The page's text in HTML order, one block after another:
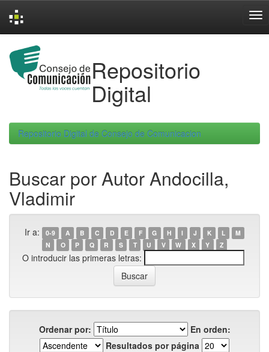
navigation
Repositorio
Digital
Repositorio Digital de Consejo de Comunicacion
Buscar por Autor Andocilla,
Vladimir
Ir a: 0-9 A B C D E F G H I J K L
M
N
O P Q R S T U V W X Y Z
O introducir las primeras letras:
Ordenar por:
En orden:
Resultados por página